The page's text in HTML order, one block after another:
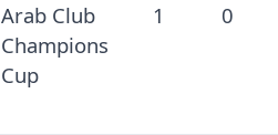
Arab Club
Champions
Cup
1 0